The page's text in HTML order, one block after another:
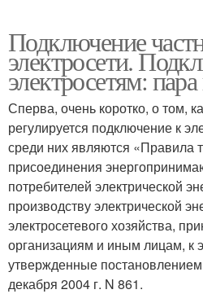
Подключение
электросети.
электросетям:
Сперва, очень коротко, о том,
регулируется подключение к
среди них являются «Правила
присоединения
потребителей электрической
производству электрической
электросетевого хозяйства,
организациям и иным лицам, к
утвержденные
декабря 2004 г. N 861.